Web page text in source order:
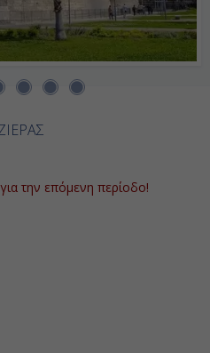
Αποβίβαση
08:00
την επόμενη περίοδο!